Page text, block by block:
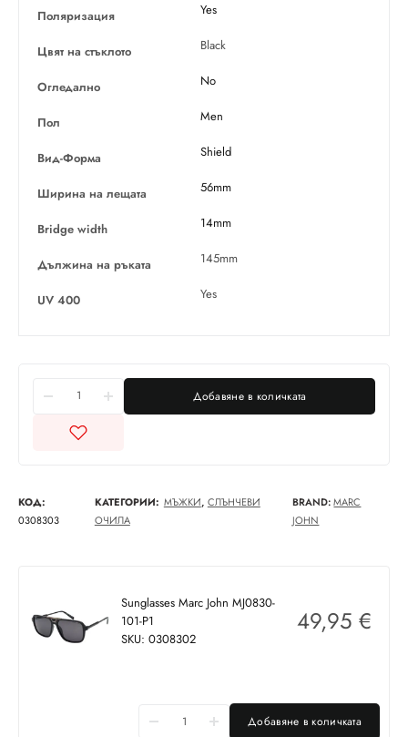
Поляризация Yes
Цвят на стъклото Black
Огледално No
Пол Men
Вид-Форма Shield
Ширина на лещата 56mm
Bridge width 14mm
Дължина на ръката 145mm
UV 400 Yes
Добавяне в количката
КОД:
0308303
КАТЕГОРИИ: МЪЖКИ, СЛЪНЧЕВИ
ОЧИЛА
BRAND:MARC
JOHN
Sunglasses Marc John MJ0830-
101-P1
SKU: 0308302
49,95 €
Добавяне в количката